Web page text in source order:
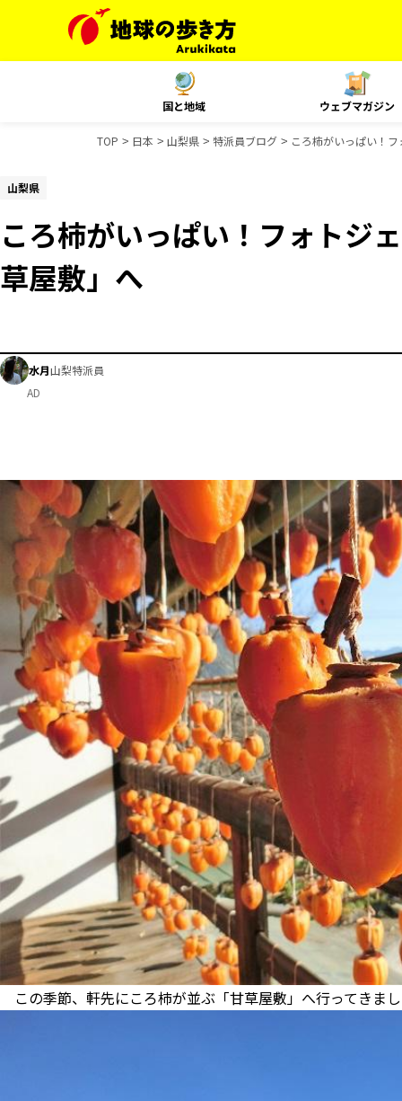
国と地域 ウェブマガジン
TOP 日本 山梨県 特派員ブログ ころ柿がいっぱい！
山梨県
ころ柿がいっぱい！フォトジ
草屋敷」へ
水月山梨特派員
AD
この季節、軒先にころ柿が並ぶ「甘草屋敷」へ行ってきま